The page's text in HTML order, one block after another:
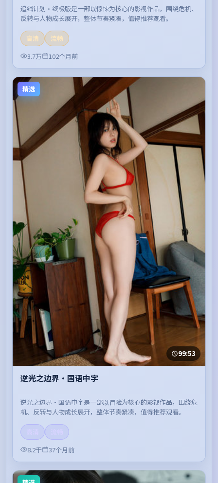
追缉计划·终极版是一部以惊悚为核心的影视作品，围绕危机、
反转与人物成长展开，整体节奏紧凑，值得推荐观看。
高清
流畅
3.7万
102个月前
精选
99:53
逆光之边界·国语中字
逆光之边界·国语中字是一部以冒险为核心的影视作品，围绕危
机、反转与人物成长展开，整体节奏紧凑，值得推荐观看。
8.2千
37个月前